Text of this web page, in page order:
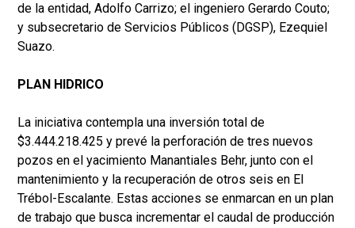
de la entidad, Adolfo Carrizo; el ingeniero Gerardo Couto;
y subsecretario de Servicios Públicos (DGSP), Ezequiel
Suazo.
PLAN HIDRICO
La iniciativa contempla una inversión total de
$3.444.218.425 y prevé la perforación de tres nuevos
pozos en el yacimiento Manantiales Behr, junto con el
mantenimiento y la recuperación de otros seis en El
Trébol-Escalante. Estas acciones se enmarcan en un plan
de trabajo que busca incrementar el caudal de producción